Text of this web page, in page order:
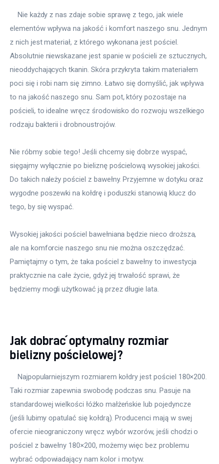
elementów wpływa na jakość i komfort naszego snu. Jednym
z nich jest materiał, z którego wykonana jest pościel.
Absolutnie niewskazane jest spanie w pościeli ze sztucznych,
nieoddychających tkanin. Skóra przykryta takim materiałem
poci się i robi nam się zimno. Łatwo się domyślić, jak wpływa
to na jakość naszego snu. Sam pot, który pozostaje na
pościeli, to idealne wręcz środowisko do rozwoju wszelkiego
rodzaju bakterii i drobnoustrojów.
Nie róbmy sobie tego! Jeśli chcemy się dobrze wyspać,
sięgajmy wyłącznie po bieliznę pościelową wysokiej jakości.
Do takich należy pościel z bawełny. Przyjemne w dotyku oraz
wygodne poszewki na kołdrę i poduszki stanowią klucz do
tego, by się wyspać.
Wysokiej jakości pościel bawełniana będzie nieco droższa,
ale na komforcie naszego snu nie można oszczędzać.
Pamiętajmy o tym, że taka pościel z bawełny to inwestycja
praktycznie na całe życie, gdyż jej trwałość sprawi, że
będziemy mogli użytkować ją przez długie lata.
Jak dobrać optymalny rozmiar
bielizny pościelowej?
Taki rozmiar zapewnia swobodę podczas snu. Pasuje na
standardowej wielkości łóżko małżeńskie lub pojedyncze
(jeśli lubimy opatulać się kołdrą). Producenci mają w swej
ofercie nieograniczony wręcz wybór wzorów, jeśli chodzi o
pościel z bawełny 180×200, możemy więc bez problemu
wybrać odpowiadający nam kolor i motyw.